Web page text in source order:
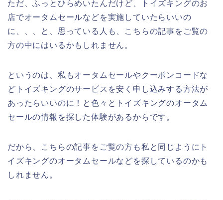
ただ、ふっとひらめいたんだけど、トイズキングのお
店でオータムセールなどを実施していたらいいの
に、、、と、思っている人も、こちらの記事をご覧の
方の中にはいるかもしれません。
というのは、私もオータムセールやクーポンコードな
どトイズキングのサービスを安く申し込みする方法が
あったらいいのに！と色々とトイズキングのオータム
セールの情報を探した体験があるからです。
だから、こちらの記事をご覧の方も私と同じようにト
イズキングのオータムセールなどを探しているのかも
しれません。